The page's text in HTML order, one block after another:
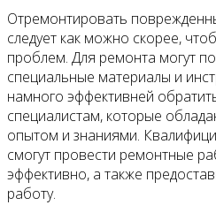
Отремонтировать
следует как можно скорее,
проблем. Для ремонта могут
специальные материалы и
намного эффективней
специалистам, которые
опытом и знаниями.
смогут провести ремонтные
эффективно, а также
работу.